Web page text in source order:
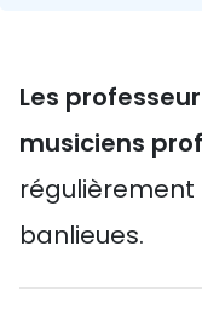
Les
musiciens
banlieues.